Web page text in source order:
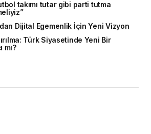
takımı tutar gibi parti tutma
Dijital Egemenlik İçin Yeni Vizyon
Türk Siyasetinde Yeni Bir
mı?